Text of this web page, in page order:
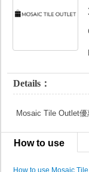
Details：
Mosaic Tile Outlet
How to use
How to use Mosaic